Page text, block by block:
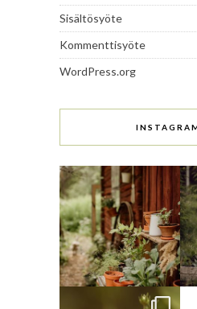
Sisältösyöte
Kommenttisyöte
WordPress.org